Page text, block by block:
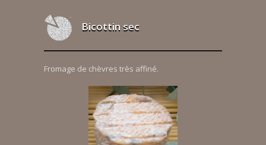
Bicottin sec
Fromage de chèvres très affiné.